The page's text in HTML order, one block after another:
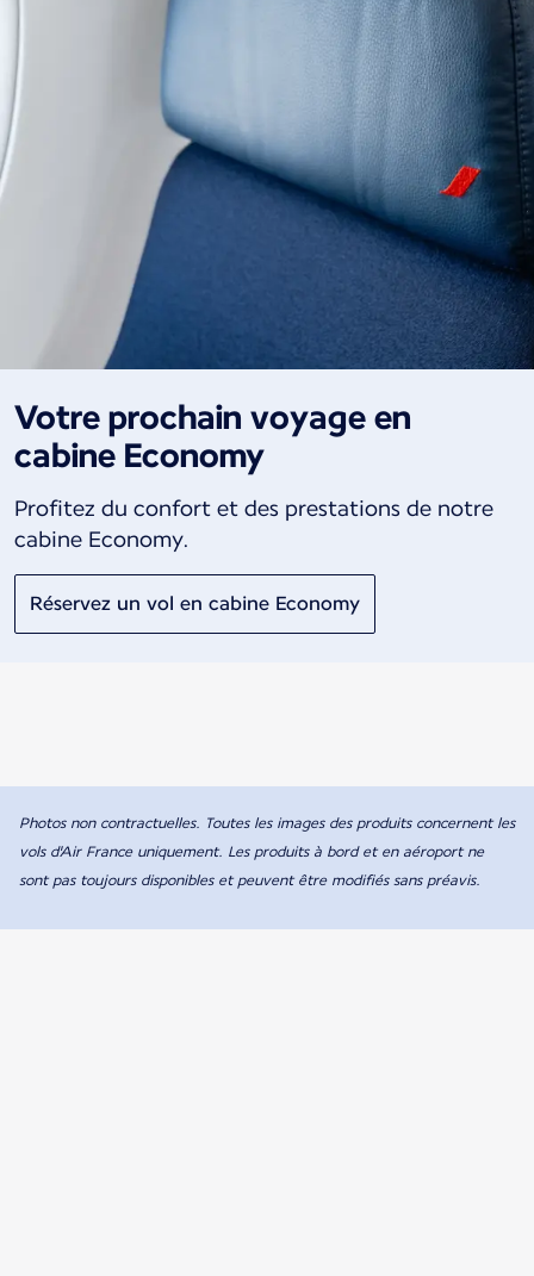
Votre prochain voyage en
cabine Economy
Profitez du confort et des prestations de notre
cabine Economy.
Réservez un vol en cabine Economy
Photos non contractuelles. Toutes les images des produits concernent les
vols d'Air France uniquement. Les produits à bord et en aéroport ne
sont pas toujours disponibles et peuvent être modifiés sans préavis.